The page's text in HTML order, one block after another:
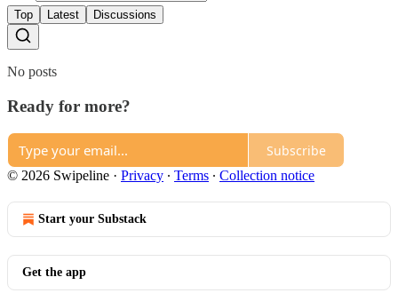
Top Latest Discussions
No posts
Ready for more?
Subscribe
© 2026 Swipeline · Privacy ∙ Terms ∙ Collection notice
Start your Substack
Get the app